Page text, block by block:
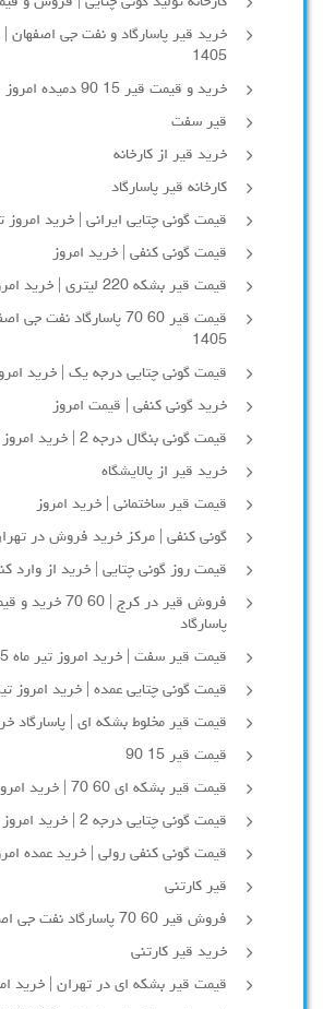
خرید قیر پاسارگاد و نفت جی اصفهان |
1405
خرید و قیمت قیر 15 90 دمیده امروز
قیر سفت
خرید قیر از کارخانه
کارخانه قیر پاسارگاد
قیمت گونی چتایی ایرانی | خرید امروز تیر
قیمت گونی کنفی | خرید امروز
قیمت قیر بشکه 220 لیتری | خرید امروز پالایشگاه
قیمت قیر 60 70 پاسارگاد
1405
قیمت گونی چتایی درجه یک | خرید امروز
خرید گونی کنفی | قیمت امروز
قیمت گونی بنگال درجه 2 | خرید امروز مرداد ماه 1405
خرید قیر از پالایشگاه
قیمت قیر ساختمانی | خرید امروز
گونی کنفی | مرکز خرید فروش در
قیمت روز گونی چتایی | خرید از وارد کننده
فروش قیر در کرج |
پاسارگاد
قیمت قیر سفت | خرید امروز تیر ماه 1405
قیمت گونی چتایی عمده | خرید امروز تیر
قیمت قیر مخلوط بشکه ای | پاسارگاد
قیمت قیر 15 90
قیمت قیر بشکه ای 60 70 | خرید امروز
قیمت گونی چتایی درجه 2 | خرید امروز مرداد 1405
قیمت گونی کنفی رولی | خرید عمده
قیر کارتنی
فروش قیر 60 70 پاسارگاد نفت جی اصفهان | خرید امروز
خرید قیر کارتنی
قیمت قیر بشکه ای در تهران | خرید